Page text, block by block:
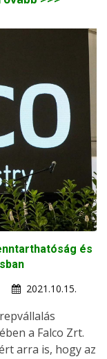
és
2021.10.15.
a Falco Zrt.
arra is, hogy az